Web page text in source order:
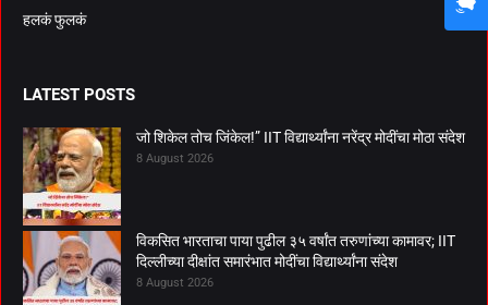
हलकं फुलकं
LATEST POSTS
जो शिकेल तोच जिंकेल!” IIT विद्यार्थ्यांना नरेंद्र मोदींचा मोठा संदेश
8 August 2026
विकसित भारताचा पाया पुढील ३५ वर्षांत तरुणांच्या कामावर; IIT
दिल्लीच्या दीक्षांत समारंभात मोदींचा विद्यार्थ्यांना संदेश
8 August 2026